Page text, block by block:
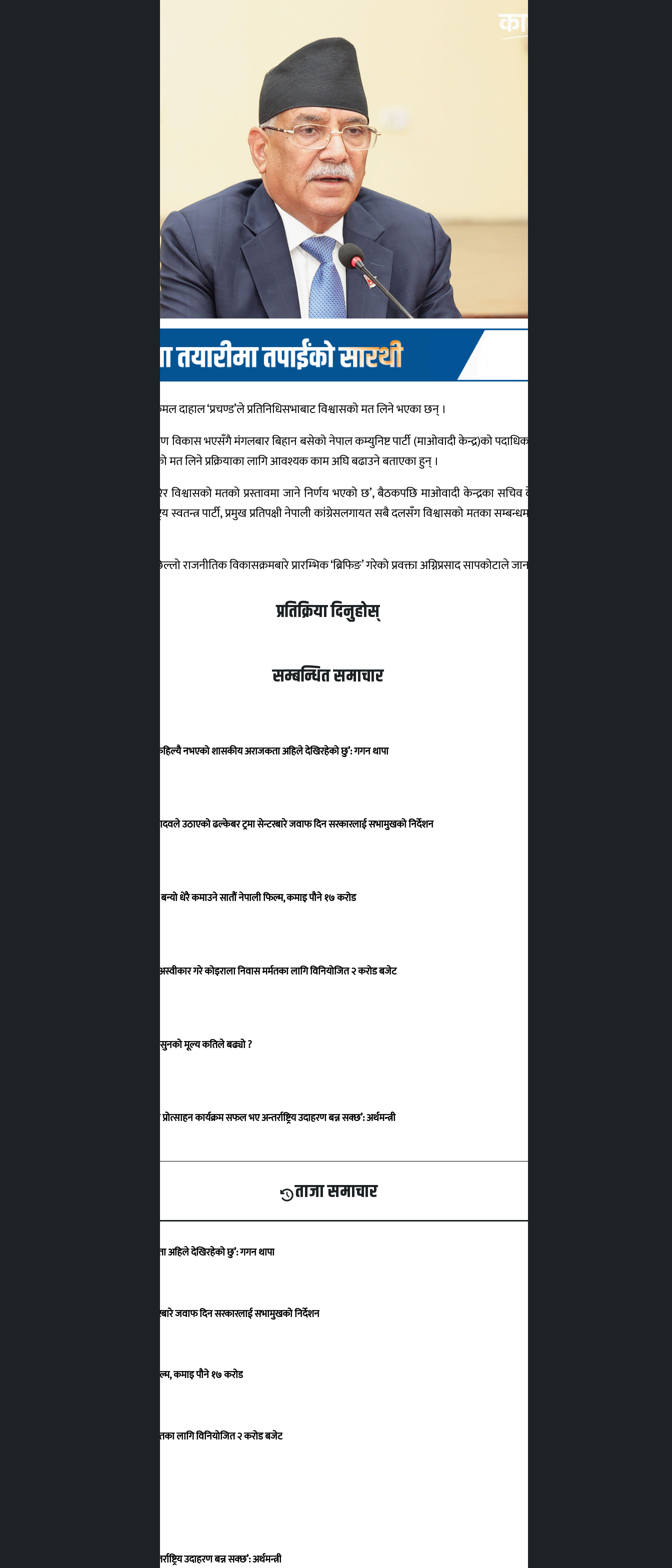
काठमाडौँ । प्रधानमन्त्री पुष्पकमल दाहाल ‘प्रचण्ड’ले प्रतिनिधिसभाबाट विश्वासको मत लिने भएका छन् ।
पछिल्लो राजनीतिक समीकरण विकास भएसँगै मंगलबार बिहान बसेको नेपाल कम्युनिष्ट पार्टी (माओवादी केन्द्र)को पदाधिकारी बैठकमा पार्टी अध्यक्ष एवं
प्रधानमन्त्री दाहालले विश्वासको मत लिने प्रक्रियाका लागि आवश्यक काम अघि बढाउने बताएका हुन् ।
‘प्रधानमन्त्रीले संसद् ‘फेस’ गरेर विश्वासको मतको प्रस्तावमा जाने निर्णय भएको छ’, बैठकपछि माओवादी केन्द्रका सचिव देवेन्द्र पौडेलले भने । वर्तमान
सत्ता समीकरणमा रहेका राष्ट्रिय स्वतन्त्र पार्टी, प्रमुख प्रतिपक्षी नेपाली कांग्रेसलगायत सबै दलसँग विश्वासको मतका सम्बन्धमा छलफल गर्ने निर्णय भएको
बैठकमा अध्यक्ष दाहालले पछिल्लो राजनीतिक विकासक्रमबारे प्रारम्भिक ‘ब्रिफिङ’ गरेको प्रवक्ता अग्निप्रसाद सापकोटाले जानकारी दिएका छन् ।
प्रतिक्रिया दिनुहोस्
सम्बन्धित समाचार
‘देशमा कहिल्यै नभएको शासकीय अराजकता अहिले देखिरहेको छु’: गगन थापा
सांसद यादवले उठाएको ढल्केबर ट्रमा सेन्टरबारे जवाफ दिन सरकारलाई सभामुखको निर्देशन
‘गौंथली’ बन्यो धेरै कमाउने सातौं नेपाली फिल्म, कमाइ पौने १७ करोड
शेखरले अस्वीकार गरे कोइराला निवास मर्मतका लागि विनियोजित २ करोड बजेट
शुक्रबार सुनको मूल्य कतिले बढ्यो ?
‘करदाता प्रोत्साहन कार्यक्रम सफल भए अन्तर्राष्ट्रिय उदाहरण बन्न सक्छ’: अर्थमन्त्री
ताजा समाचार
‘देशमा कहिल्यै नभएको शासकीय अराजकता अहिले देखिरहेको छु’: गगन थापा
सांसद यादवले उठाएको ढल्केबर ट्रमा सेन्टरबारे जवाफ दिन सरकारलाई सभामुखको निर्देशन
‘गौंथली’ बन्यो धेरै कमाउने सातौं नेपाली फिल्म, कमाइ पौने १७ करोड
शेखरले अस्वीकार गरे कोइराला निवास मर्मतका लागि विनियोजित २ करोड बजेट
‘करदाता प्रोत्साहन कार्यक्रम सफल भए अन्तर्राष्ट्रिय उदाहरण बन्न सक्छ’: अर्थमन्त्री